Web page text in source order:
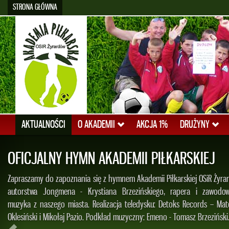
STRONA GŁÓWNA
AKTUALNOŚCI O AKADEMII AKCJA 1% DRUŻYNY
PATRYK CZARNOWSKI W
REPREZENTACJI POLSKI U-16!!!
Informujemy, że były zawodnik Akademii Piłkarskiej OSiR Żyrardów,
UMKS Piaseczno, został powołany do Kadry Reprezentacji Polski U-16.
w trzech oficjalnych meczach w ramach Międzynarodowego Turnieju